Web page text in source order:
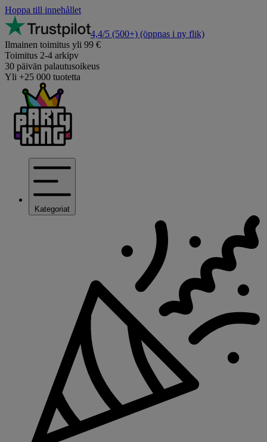
Hoppa till innehållet
4,4/5 (500+) (öppnas i ny flik)
Ilmainen toimitus yli 99 €
Toimitus 2-4 arkipv
30 päivän palautusoikeus
Yli +25 000 tuotetta
Kategoriat